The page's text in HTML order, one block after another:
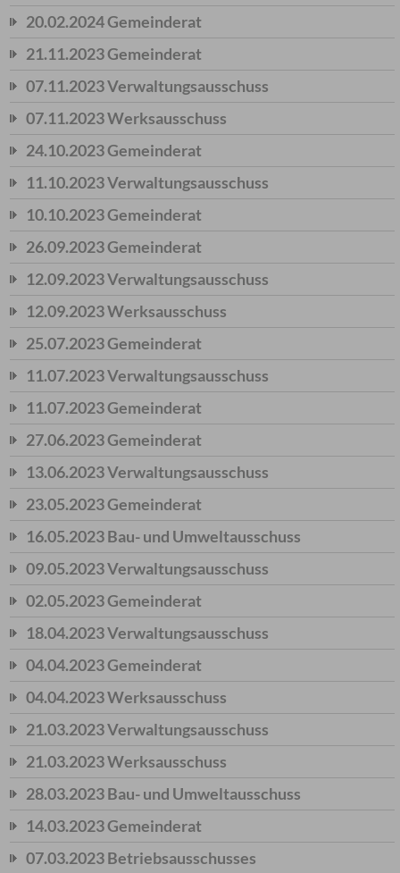
20.02.2024 Gemeinderat
21.11.2023 Gemeinderat
07.11.2023 Verwaltungsausschuss
07.11.2023 Werksausschuss
24.10.2023 Gemeinderat
11.10.2023 Verwaltungsausschuss
10.10.2023 Gemeinderat
26.09.2023 Gemeinderat
12.09.2023 Verwaltungsausschuss
12.09.2023 Werksausschuss
25.07.2023 Gemeinderat
11.07.2023 Verwaltungsausschuss
11.07.2023 Gemeinderat
27.06.2023 Gemeinderat
13.06.2023 Verwaltungsausschuss
23.05.2023 Gemeinderat
16.05.2023 Bau- und Umweltausschuss
09.05.2023 Verwaltungsausschuss
02.05.2023 Gemeinderat
18.04.2023 Verwaltungsausschuss
04.04.2023 Gemeinderat
04.04.2023 Werksausschuss
21.03.2023 Verwaltungsausschuss
21.03.2023 Werksausschuss
28.03.2023 Bau- und Umweltausschuss
14.03.2023 Gemeinderat
07.03.2023 Betriebsausschusses